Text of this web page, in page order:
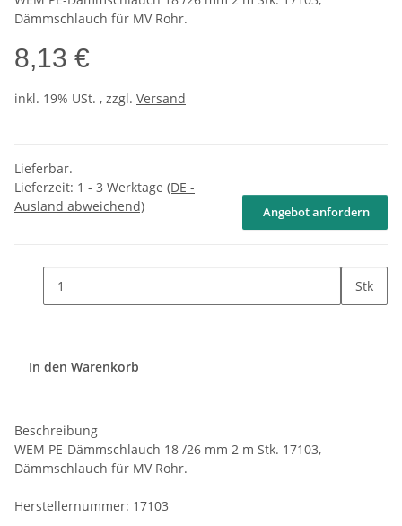
Dämmschlauch für MV Rohr.
8,13 €
inkl. 19% USt. , zzgl. Versand
Lieferbar.
Lieferzeit: 1 - 3 Werktage (DE -
Ausland abweichend)
Angebot anfordern
Stk
In den Warenkorb
Beschreibung
WEM PE-Dämmschlauch 18 /26 mm 2 m Stk. 17103,
Dämmschlauch für MV Rohr.
Herstellernummer: 17103